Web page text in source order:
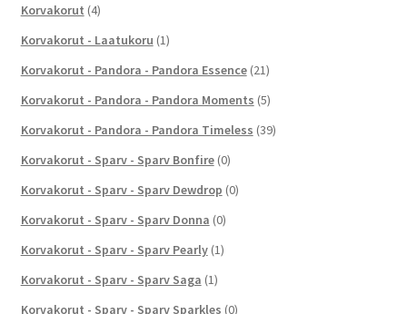
Korvakorut (4)
Korvakorut - Laatukoru (1)
Korvakorut - Pandora - Pandora Essence (21)
Korvakorut - Pandora - Pandora Moments (5)
Korvakorut - Pandora - Pandora Timeless (39)
Korvakorut - Sparv - Sparv Bonfire (0)
Korvakorut - Sparv - Sparv Dewdrop (0)
Korvakorut - Sparv - Sparv Donna (0)
Korvakorut - Sparv - Sparv Pearly (1)
Korvakorut - Sparv - Sparv Saga (1)
Korvakorut - Sparv - Sparv Sparkles (0)